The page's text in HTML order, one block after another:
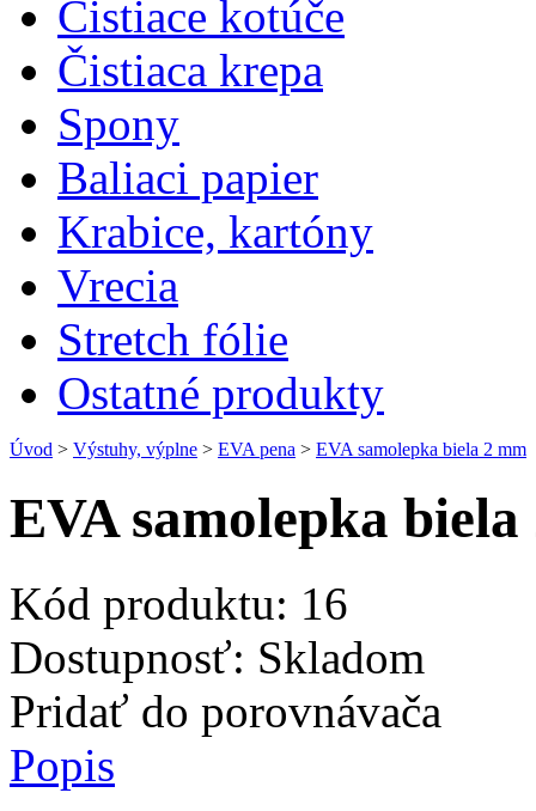
Čistiace kotúče
Čistiaca krepa
Spony
Baliaci papier
Krabice, kartóny
Vrecia
Stretch fólie
Ostatné produkty
Úvod > Výstuhy, výplne > EVA pena > EVA samolepka biela 2 mm
EVA samolepka biela
Kód produktu: 16
Dostupnosť: Skladom
Pridať do porovnávača
Popis